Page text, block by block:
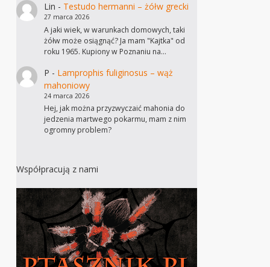
Lin - Testudo hermanni – żółw grecki
27 marca 2026
A jaki wiek, w warunkach domowych, taki
żółw może osiągnąć? Ja mam "Kajtka" od
roku 1965. Kupiony w Poznaniu na…
P - Lamprophis fuliginosus – wąż
mahoniowy
24 marca 2026
Hej, jak można przyzwyczaić mahonia do
jedzenia martwego pokarmu, mam z nim
ogromny problem?
Współpracują z nami